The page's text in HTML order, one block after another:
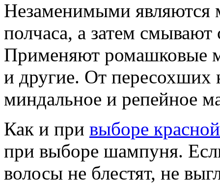
Незаменимыми являются
полчаса, а затем
Применяют ромашковые
и другие. От пересохших
миндальное и репейное
Как и при выборе
при выборе шампуня.
волосы не блестят, не